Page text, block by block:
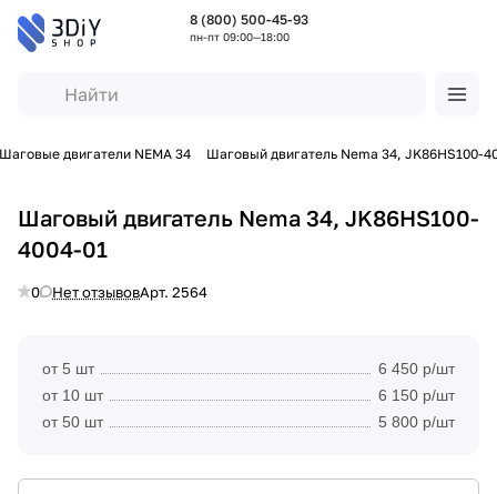
8 (800) 500-45-93
пн-пт 09:00—18:00
Шаговые двигатели NEMA 34 Шаговый двигатель Nema 34, JK86HS100-
Шаговый двигатель Nema 34, JK86HS100-
4004-01
0 Нет отзывовАрт. 2564
от 5 шт
6 450 р/шт
от 10 шт
6 150 р/шт
от 50 шт
5 800 р/шт